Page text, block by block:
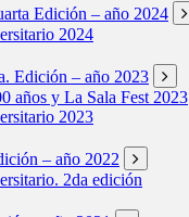
Edición – año 2024
2024
Edición – año 2023
años y La Sala Fest 2023
2023
– año 2022
2da edición